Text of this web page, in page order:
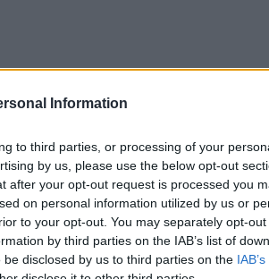
Information
to third parties, or processing of your
by us, please use the below opt-out
after your opt-out request is processed you
on personal information utilized by us or
to your opt-out. You may separately opt-
by third parties on the IAB’s list of
disclosed by us to third parties on the